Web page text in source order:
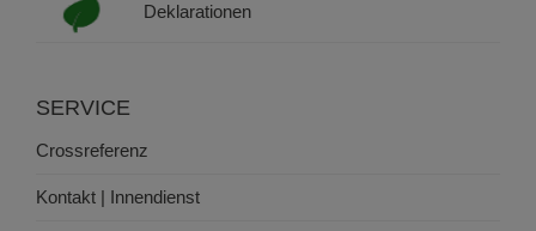
Deklarationen
SERVICE
Crossreferenz
Kontakt | Innendienst